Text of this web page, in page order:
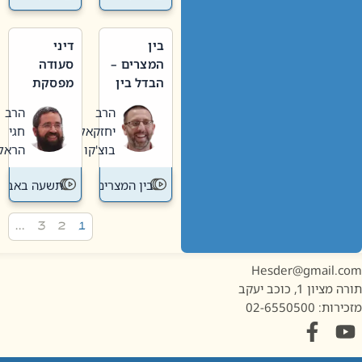
בין
המצרים –
הבדל בין
חדשה
לישנה
הרב
יחזקאל
בוצ'קו
בין המצרים
דיני
סעודה
מפסקת
תשעה
באב
הרב
חגי
הראל
תשעה באב
1, כוכב יעקב
02-6550500